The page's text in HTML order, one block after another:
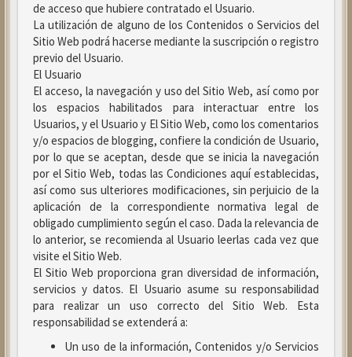
de acceso que hubiere contratado el Usuario.
La utilización de alguno de los Contenidos o Servicios del
Sitio Web podrá hacerse mediante la suscripción o registro
previo del Usuario.
El Usuario
El acceso, la navegación y uso del Sitio Web, así como por
los espacios habilitados para interactuar entre los
Usuarios, y el Usuario y El Sitio Web, como los comentarios
y/o espacios de blogging, confiere la condición de Usuario,
por lo que se aceptan, desde que se inicia la navegación
por el Sitio Web, todas las Condiciones aquí establecidas,
así como sus ulteriores modificaciones, sin perjuicio de la
aplicación de la correspondiente normativa legal de
obligado cumplimiento según el caso. Dada la relevancia de
lo anterior, se recomienda al Usuario leerlas cada vez que
visite el Sitio Web.
El Sitio Web proporciona gran diversidad de información,
servicios y datos. El Usuario asume su responsabilidad
para realizar un uso correcto del Sitio Web. Esta
responsabilidad se extenderá a:
Un uso de la información, Contenidos y/o Servicios